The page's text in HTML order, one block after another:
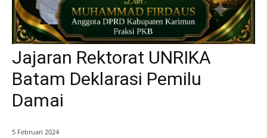
Jajaran Rektorat UNRIKA
Batam Deklarasi Pemilu
Damai
5 Februari 2024